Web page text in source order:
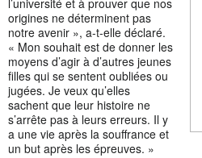
l’université et à prouver que nos
origines ne déterminent pas
notre avenir », a-t-elle déclaré.
« Mon souhait est de donner les
moyens d’agir à d’autres jeunes
filles qui se sentent oubliées ou
jugées. Je veux qu’elles
sachent que leur histoire ne
s’arrête pas à leurs erreurs. Il y
a une vie après la souffrance et
un but après les épreuves. »